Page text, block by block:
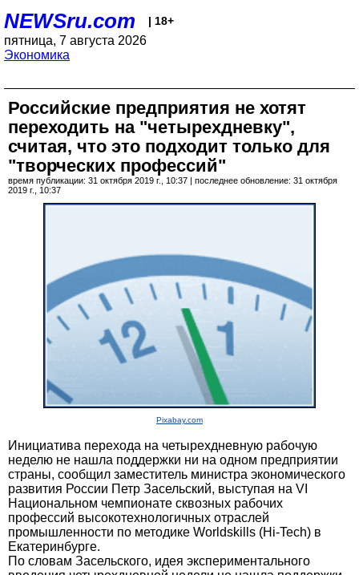
NEWSru.com | 18+
пятница, 7 августа 2026
Экономика
Российские предприятия не хотят
переходить на "четырехдневку",
считая, что это подходит только для
"творческих профессий"
время публикации: 31 октября 2019 г., 10:37 | последнее обновление: 31 октября
2019 г., 10:37
Pixabay.com
Инициатива перехода на четырехдневную рабочую
неделю не нашла поддержки ни на одном предприятии
страны, сообщил заместитель министра экономического
развития России Петр Засельский, выступая на VI
Национальном чемпионате сквозных рабочих
профессий высокотехнологичных отраслей
промышленности по методике Worldskills (Hi-Tech) в
Екатеринбурге.
По словам Засельского, идея экспериментального